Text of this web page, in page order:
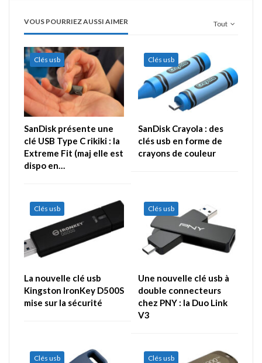
Tout
VOUS POURRIEZ AUSSI AIMER
Clés usb
SanDisk présente une
clé USB Type C rikiki : la
Extreme Fit (maj elle est
dispo en…
Clés usb
SanDisk Crayola : des
clés usb en forme de
crayons de couleur
Clés usb
La nouvelle clé usb
Kingston IronKey D500S
mise sur la sécurité
Clés usb
Une nouvelle clé usb à
double connecteurs
chez PNY : la Duo Link
V3
Clés usb Clés usb